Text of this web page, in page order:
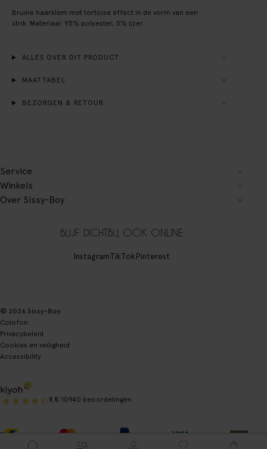
Bruine haarklem met tortoise effect in de vorm van een
strik. Materiaal: 95% polyester, 5% ijzer.
ALLES OVER DIT PRODUCT
MAATTABEL
BEZORGEN & RETOUR
Service
Winkels
Over Sissy-Boy
BLIJF DICHTBIJ, OOK ONLINE
InstagramTikTokPinterest
© 2026 Sissy-Boy
Colofon
Privacybeleid
Cookies en veiligheid
Accessibility
9.5 10940 beoordelingen